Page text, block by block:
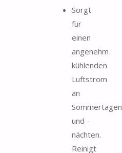
Sorgt
für
einen
angenehm
kühlenden
Luftstrom
an
Sommertagen
und -
nächten.
Reinigt